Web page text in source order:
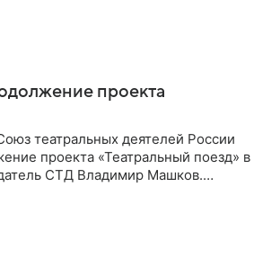
проекта
театральных деятелей России
проекта «Театральный поезд» в
СТД Владимир Машков.